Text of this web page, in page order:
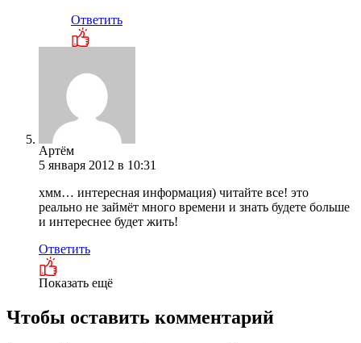
Ответить
Артём
5 января 2012 в 10:31
хмм… интересная информация) читайте все! это
реально не займёт много времени и знать будете больше
и интереснее будет жить!
Ответить
Показать ещё
Чтобы оставить комментарий